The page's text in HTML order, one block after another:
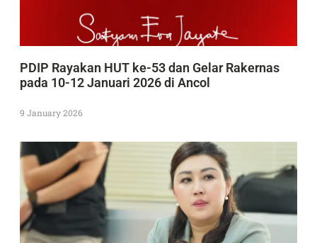
PDIP Rayakan HUT ke-53 dan Gelar Rakernas
pada 10-12 Januari 2026 di Ancol
9 January 2026